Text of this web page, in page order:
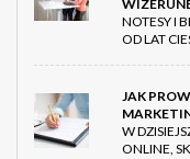
NOTESY I
OD LAT
JAK
W
ONLINE,